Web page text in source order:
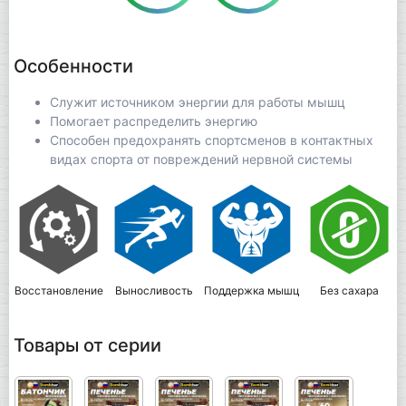
Особенности
Служит источником энергии для работы мышц
Помогает распределить энергию
Способен предохранять спортсменов в контактных
видах спорта от повреждений нервной системы
Восстановление Выносливость Поддержка мышц Без сахара
Товары от серии